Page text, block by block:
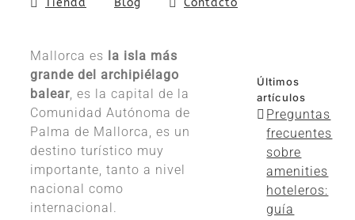
Mallorca es la isla más
grande del archipiélago
balear, es la capital de la
Comunidad Autónoma de
Palma de Mallorca, es un
destino turístico muy
importante, tanto a nivel
nacional como
internacional.
Últimos
artículos
Preguntas
frecuentes
sobre
amenities
hoteleros:
guía